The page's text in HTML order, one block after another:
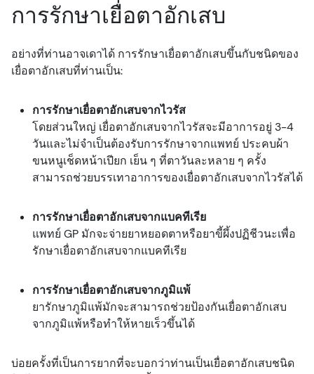
การรักษาเยื่อตาอักเสบ
อย่างที่ท่านอาจเดาได้ การรักษาเยื่อตาอักเสบขึ้นกับชนิดของ
เยื่อตาอักเสบที่ท่านเป็น:
การรักษาเยื่อตาอักเสบจากไวรัส
โดยส่วนใหญ่ เยื่อตาอักเสบจากไวรัสจะมีอาการอยู่ 3-4
วันและไม่จำเป็นต้องรับการรักษาจากแพทย์ ประคบผ้า
ขนหนูเช็ดหน้าเปียก เย็น ๆ ที่ตาวันละหลาย ๆ ครั้ง
สามารถช่วยบรรเทาอาการของเยื่อตาอักเสบจากไวรัสได้
การรักษาเยื่อตาอักเสบจากแบคทีเรีย
แพทย์ GP มักจะจ่ายยาหยอดตาหรือยาขี้ผึ้งปฏิชีวนะเพื่อ
รักษาเยื่อตาอักเสบจากแบคทีเรีย
การรักษาเยื่อตาอักเสบจากภูมิแพ้
ยารักษาภูมิแพ้มักจะสามารถช่วยป้องกันเยื่อตาอักเสบ
จากภูมิแพ้หรือทำให้หายเร็วขึ้นได้
บ่อยครั้งที่เป็นการยากที่จะบอกว่าท่านเป็นเยื่อตาอักเสบชนิด